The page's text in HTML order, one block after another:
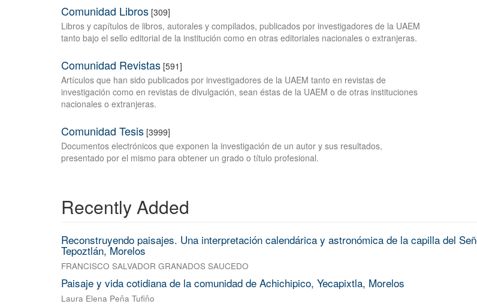
Comunidad Libros [309]
Libros y capítulos de libros, autorales y compilados, publicados por investigadores de la UAEM
tanto bajo el sello editorial de la institución como en otras editoriales nacionales o extranjeras.
Comunidad Revistas [591]
Artículos que han sido publicados por investigadores de la UAEM tanto en revistas de
investigación como en revistas de divulgación, sean éstas de la UAEM o de otras instituciones
nacionales o extranjeras.
Comunidad Tesis [3999]
Documentos electrónicos que exponen la investigación de un autor y sus resultados,
presentado por el mismo para obtener un grado o título profesional.
Recently Added
Reconstruyendo paisajes. Una interpretación calendárica y astronómica de la capilla del
Tepoztlán, Morelos
FRANCISCO SALVADOR GRANADOS SAUCEDO
Paisaje y vida cotidiana de la comunidad de Achichipico, Yecapixtla, Morelos
Laura Elena Peña Tufiño